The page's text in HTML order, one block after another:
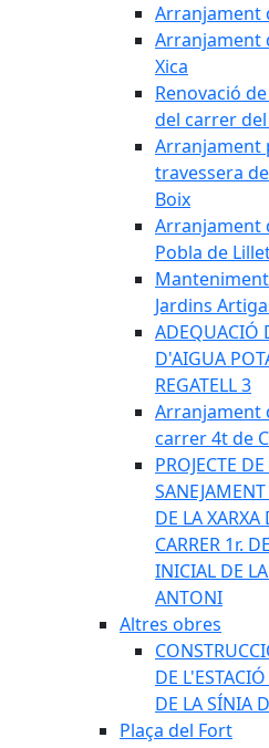
Arranjament
Arranjament
Xica
Renovació
del carrer
Arranjament
travessera
Boix
Arranjament
Pobla de
Jardins
ADEQUACIÓ
D'AIGUA
REGATELL 3
Arranjament
carrer 4t de
PROJECTE
DE LA
CARRER 1r.
INICIAL DE
ANTONI
Altres obres
DE
DE LA SÍNIA
Plaça del Fort